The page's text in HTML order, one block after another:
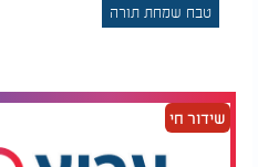
טבח שמחת תורה
שידור חי